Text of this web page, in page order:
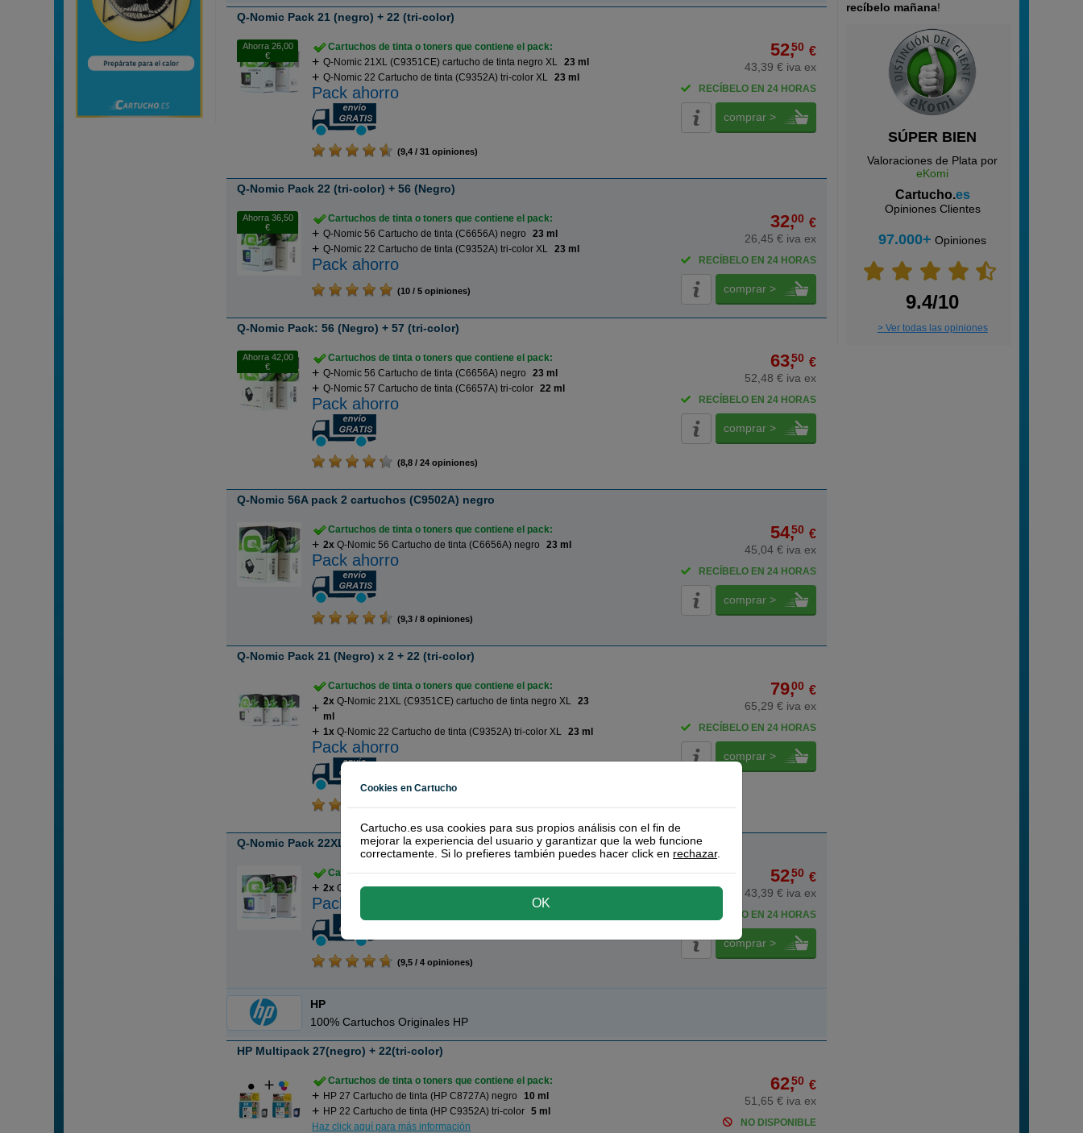
recíbelo mañana!
SÚPER BIEN
Valoraciones de Plata por
eKomi
Cartucho.es
Opiniones Clientes
97.000+ Opiniones
9.4/10
> Ver todas las opiniones
Q-Nomic Pack 21 (negro) + 22 (tri-color)
Ahorra 26,00
€
Cartuchos de tinta o toners que contiene el pack:
Q-Nomic 21XL (C9351CE) cartucho de tinta negro XL 23 ml
Q-Nomic 22 Cartucho de tinta (C9352A) tri-color XL 23 ml
Pack ahorro
(9,4 / 31 opiniones)
52,50 €
43,39 € iva ex
RECÍBELO EN 24 HORAS
comprar >
Q-Nomic Pack 22 (tri-color) + 56 (Negro)
Ahorra 36,50
€
Cartuchos de tinta o toners que contiene el pack:
Q-Nomic 56 Cartucho de tinta (C6656A) negro
23 ml
Q-Nomic 22 Cartucho de tinta (C9352A) tri-color XL 23 ml
Pack ahorro
(10 / 5 opiniones)
32,00 €
26,45 € iva ex
RECÍBELO EN 24 HORAS
comprar >
Q-Nomic Pack: 56 (Negro) + 57 (tri-color)
Ahorra 42,00
€
Cartuchos de tinta o toners que contiene el pack:
Q-Nomic 56 Cartucho de tinta (C6656A) negro
23 ml
Q-Nomic 57 Cartucho de tinta (C6657A) tri-color 22 ml
Pack ahorro
(8,8 / 24 opiniones)
63,50 €
52,48 € iva ex
RECÍBELO EN 24 HORAS
comprar >
Q-Nomic 56A pack 2 cartuchos (C9502A) negro
Cartuchos de tinta o toners que contiene el pack:
2xQ-Nomic 56 Cartucho de tinta (C6656A) negro 23 ml
Pack ahorro
(9,3 / 8 opiniones)
54,50 €
45,04 € iva ex
RECÍBELO EN 24 HORAS
comprar >
Q-Nomic Pack 21 (Negro) x 2 + 22 (tri-color)
Cartuchos de tinta o toners que contiene el pack:
2xQ-Nomic 21XL (C9351CE) cartucho de tinta negro XL 23
ml
1xQ-Nomic 22 Cartucho de tinta (C9352A) tri-color XL 23 ml
Pack ahorro
(9,5 / 35 opiniones)
79,00 €
65,29 € iva ex
RECÍBELO EN 24 HORAS
comprar >
Q-Nomic Pack 22XL cartucho de colores XL (2 u.)
Cartuchos de tinta o toners que contiene el pack:
2xQ-Nomic 22 Cartucho de tinta (C9352A) tri-color XL 23 ml
Pack ahorro
(9,5 / 4 opiniones)
52,50 €
43,39 € iva ex
RECÍBELO EN 24 HORAS
comprar >
HP
100% Cartuchos Originales HP
HP Multipack 27(negro) + 22(tri-color)
Cartuchos de tinta o toners que contiene el pack:
HP 27 Cartucho de tinta (HP C8727A) negro
10 ml
HP 22 Cartucho de tinta (HP C9352A) tri-color 5 ml
Haz click aquí para más información
62,50 €
51,65 € iva ex
NO DISPONIBLE
Cookies en Cartucho
Cartucho.es usa cookies para sus propios análisis con el fin de
mejorar la experiencia del usuario y garantizar que la web funcione
correctamente. Si lo prefieres también puedes hacer click en rechazar.
OK